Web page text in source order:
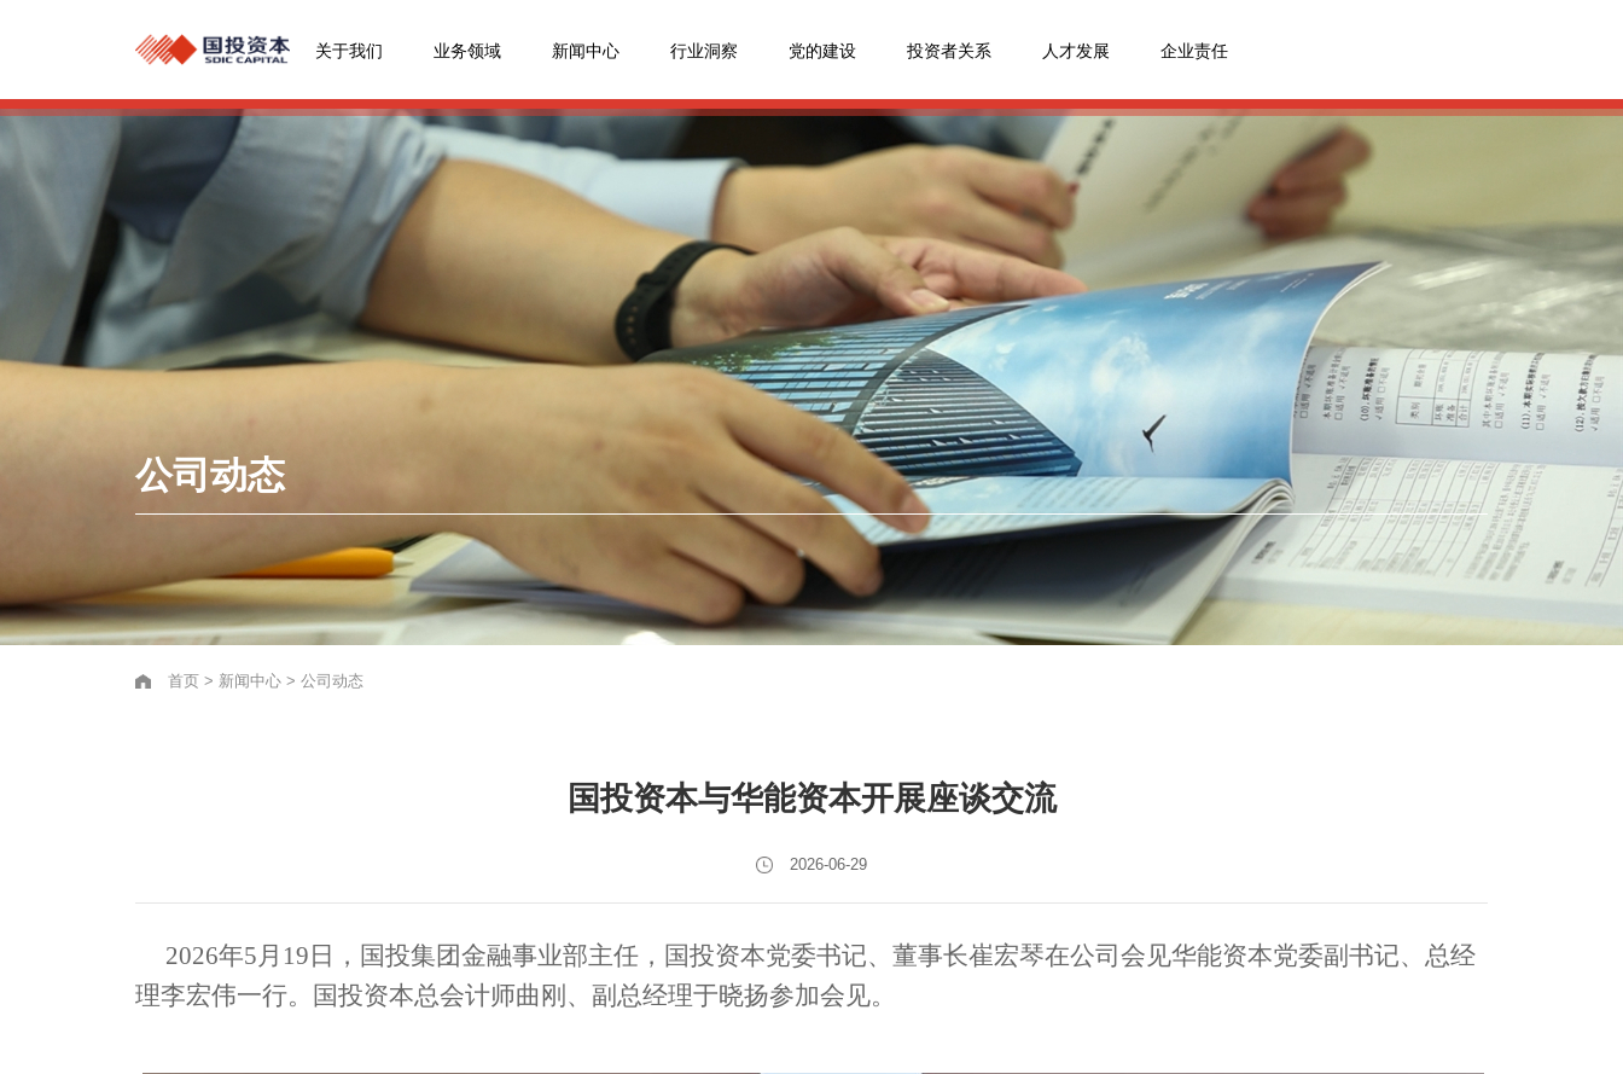
关于我们 业务领域 新闻中心 行业洞察 党的建设 投资者关系 人才发展 企业责任
公司动态
首页> 新闻中心> 公司动态
国投资本与华能资本开展座谈交流
2026-06-29
2026年5月19日，国投集团金融事业部主任，国投资本党委书记、董事长崔宏琴在公司会见华能资本党委副书记、总经
理李宏伟一行。国投资本总会计师曲刚、副总经理于晓扬参加会见。